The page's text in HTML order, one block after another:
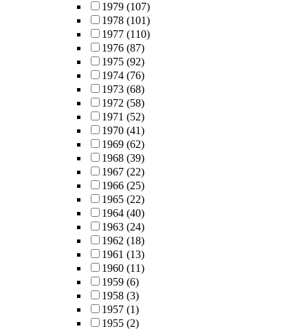
1979 (107)
1978 (101)
1977 (110)
1976 (87)
1975 (92)
1974 (76)
1973 (68)
1972 (58)
1971 (52)
1970 (41)
1969 (62)
1968 (39)
1967 (22)
1966 (25)
1965 (22)
1964 (40)
1963 (24)
1962 (18)
1961 (13)
1960 (11)
1959 (6)
1958 (3)
1957 (1)
1955 (2)